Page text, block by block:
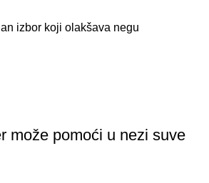
izbor koji olakšava negu
može pomoći u nezi suve